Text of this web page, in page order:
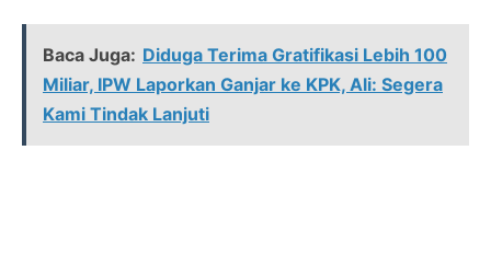
Baca Juga: Diduga Terima Gratifikasi Lebih 100
Miliar, IPW Laporkan Ganjar ke KPK, Ali: Segera
Kami Tindak Lanjuti